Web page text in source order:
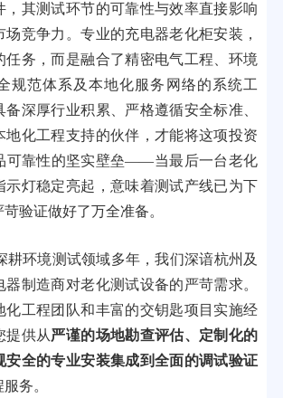
，其测试环节的可靠性与效率直接影响
场竞争力。专业的充电器老化柜安装，
任务，而是融合了精密电气工程、环境
规范体系及本地化服务网络的系统工
深厚行业积累、严格遵循安全标准、
地化工程支持的伙伴，才能将这项投资
可靠性的坚实壁垒——当最后一台老化
示灯稳定亮起，意味着测试产线已为下
验证做好了万全准备。
耕环境测试领域多年，我们深谙杭州及
制造商对老化测试设备的严苛需求。
化工程团队和丰富的交钥匙项目实施经
提供从严谨的场地勘查评估、定制化的
安全的专业安装集成到全面的调试验证
务。